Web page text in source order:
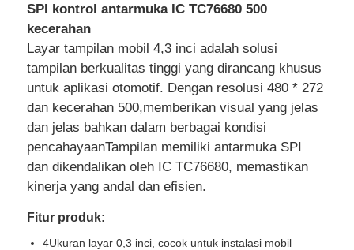
Produk
Video
SPI kontrol antarmuka IC TC76680 500
kecerahan
Layar tampilan mobil 4,3 inci adalah solusi
tampilan berkualitas tinggi yang dirancang khusus
untuk aplikasi otomotif. Dengan resolusi 480 * 272
dan kecerahan 500,memberikan visual yang jelas
dan jelas bahkan dalam berbagai kondisi
pencahayaanTampilan memiliki antarmuka SPI
dan dikendalikan oleh IC TC76680, memastikan
kinerja yang andal dan efisien.
Fitur produk:
4Ukuran layar 0,3 inci, cocok untuk instalasi mobil